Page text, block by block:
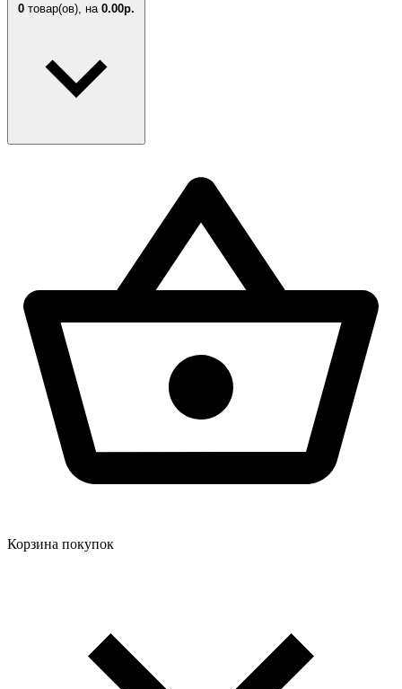
0 товар(ов), на 0.00р.
Корзина покупок